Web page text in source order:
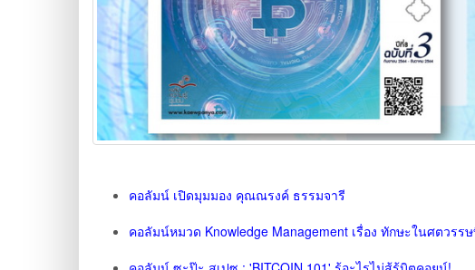
คอลัมน์ เปิดมุมมอง คุณณรงค์ ธรรมจารี
คอลัมน์หมวด Knowledge Management เรื่อง ทักษะในศตวรร